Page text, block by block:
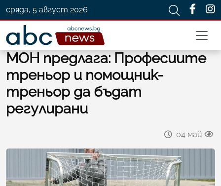
сряда, 5 август 2026
МОН предлага: Професиите
треньор и помощник-
треньор да бъдат
регулирани
04 май